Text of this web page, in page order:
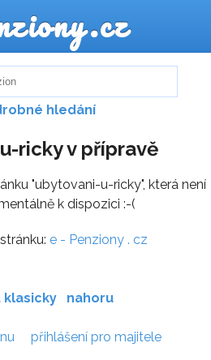
hledání
ricky v přípravě
"ubytovani-u-ricky", která není
k dispozici :-(
e - Penziony . cz
nahoru
přihlášení pro majitele